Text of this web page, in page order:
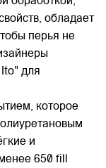
обладает
перья не
для
которое
и
650 fill